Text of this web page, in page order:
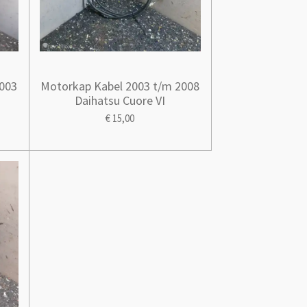
Motorkap Kabel 2003 t/m 2008
Daihatsu Cuore VI
€ 15,00